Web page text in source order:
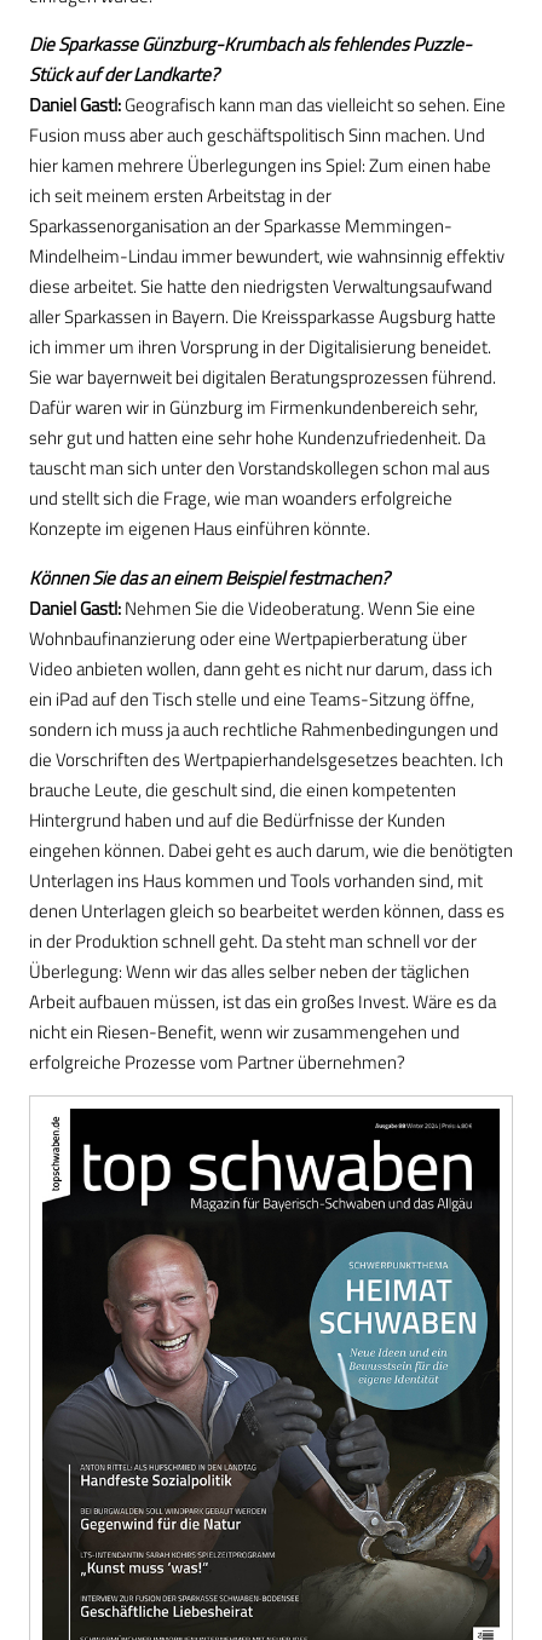
Die Sparkasse Günzburg-Krumbach als fehlendes Puzzle-
Stück auf der Landkarte?
Daniel Gastl:Geografisch kann man das vielleicht so sehen. Eine
Fusion muss aber auch geschäftspolitisch Sinn machen. Und
hier kamen mehrere Überlegungen ins Spiel: Zum einen habe
ich seit meinem ersten Arbeitstag in der
Sparkassenorganisation an der Sparkasse Memmingen-
Mindelheim-Lindau immer bewundert, wie wahnsinnig effektiv
diese arbeitet. Sie hatte den niedrigsten Verwaltungsaufwand
aller Sparkassen in Bayern. Die Kreissparkasse Augsburg hatte
ich immer um ihren Vorsprung in der Digitalisierung beneidet.
Sie war bayernweit bei digitalen Beratungsprozessen führend.
Dafür waren wir in Günzburg im Firmenkundenbereich sehr,
sehr gut und hatten eine sehr hohe Kundenzufriedenheit. Da
tauscht man sich unter den Vorstandskollegen schon mal aus
und stellt sich die Frage, wie man woanders erfolgreiche
Konzepte im eigenen Haus einführen könnte.
Können Sie das an einem Beispiel festmachen?
Daniel Gastl:Nehmen Sie die Videoberatung. Wenn Sie eine
Wohnbaufinanzierung oder eine Wertpapierberatung über
Video anbieten wollen, dann geht es nicht nur darum, dass ich
ein iPad auf den Tisch stelle und eine Teams-Sitzung öffne,
sondern ich muss ja auch rechtliche Rahmenbedingungen und
die Vorschriften des Wertpapierhandelsgesetzes beachten. Ich
brauche Leute, die geschult sind, die einen kompetenten
Hintergrund haben und auf die Bedürfnisse der Kunden
eingehen können. Dabei geht es auch darum, wie die benötigten
Unterlagen ins Haus kommen und Tools vorhanden sind, mit
denen Unterlagen gleich so bearbeitet werden können, dass es
in der Produktion schnell geht. Da steht man schnell vor der
Überlegung: Wenn wir das alles selber neben der täglichen
Arbeit aufbauen müssen, ist das ein großes Invest. Wäre es da
nicht ein Riesen-Benefit, wenn wir zusammengehen und
erfolgreiche Prozesse vom Partner übernehmen?